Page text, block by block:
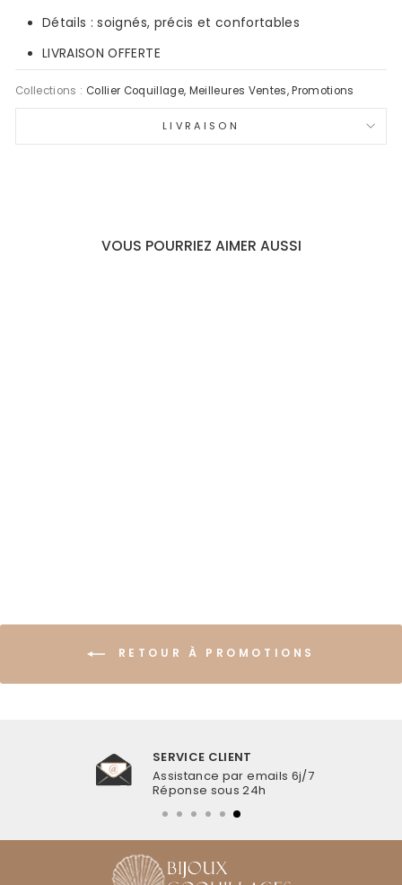
Détails : soignés, précis et confortables
LIVRAISON OFFERTE
Collections : Collier Coquillage, Meilleures Ventes,Promotions
LIVRAISON
VOUS POURRIEZ AIMER AUSSI
RETOUR À PROMOTIONS
SERVICE CLIENT
Assistance par emails 6j/7
Réponse sous 24h